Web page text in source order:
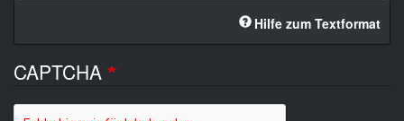
Hilfe zum Textformat
CAPTCHA